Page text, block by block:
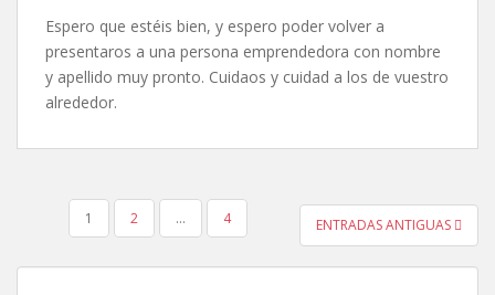
Espero que estéis bien, y espero poder volver a
presentaros a una persona emprendedora con nombre
y apellido muy pronto. Cuidaos y cuidad a los de vuestro
alrededor.
PAGINACIÓN
ENTRADAS
1 2 … 4 ENTRADAS ANTIGUAS